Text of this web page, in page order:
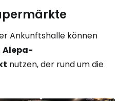
Ankunftshalle können
Alepa-
nutzen, der rund um die